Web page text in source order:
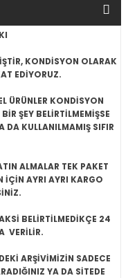
KONDİSYON OLARAK
EDİYORUZ.
ÜRÜNLER KONDİSYON
ŞEY BELİRTİLMEMİŞSE
DA KULLANILMAMIŞ SIFIR
ALMALAR TEK PAKET
İÇİN AYRI AYRI KARGO
BELİRTİLMEDİKÇE 24
VERİLİR.
ARŞİVİMİZİN SADECE
YA DA SİTEDE